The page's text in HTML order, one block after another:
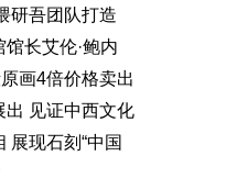
研吾团队打造
长艾伦·鲍内
画4倍价格卖出
出 见证中西文化
展现石刻“中国